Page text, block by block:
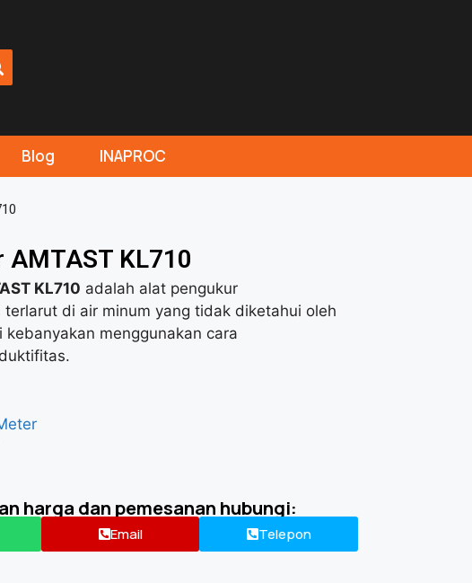
Blog INAPROC
AMTAST KL710
KL710 adalah alat pengukur
di air minum yang tidak diketahui oleh
kebanyakan menggunakan cara
harga dan pemesanan hubungi:
Email Telepon